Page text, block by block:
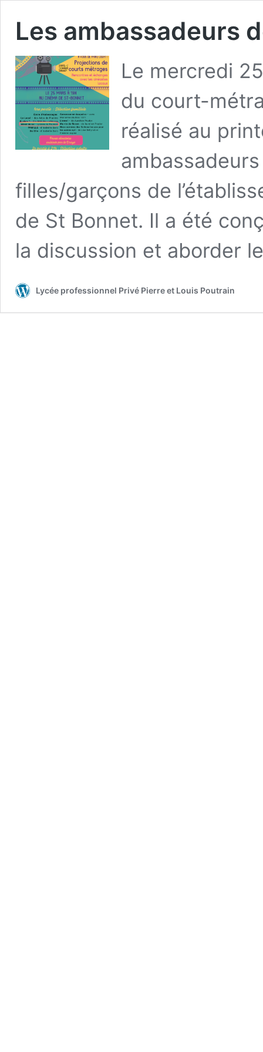
Les ambassadeurs
Le mercredi
du court-
réalisé au
filles/garçons de
de St Bonnet. Il a été
la discussion et aborder
Lycée professionnel Privé Pierre et Louis Poutrain